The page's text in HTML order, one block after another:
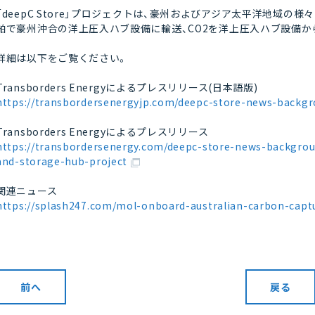
deepC Store」プロジェクトは、豪州およびアジア太平洋地域の様
で豪州沖合の洋上圧入ハブ設備に輸送、CO2を洋上圧入ハブ設備
細は以下をご覧ください。
Energyによるプレスリリース(日本語版)
transbordersenergyjp.com/deepc-store-news-
Energyによるプレスリリース
transbordersenergy.com/deepc-store-news-
storage-hub-project
連ニュース
splash247.com/mol-onboard-australian-carbon-
前へ 戻る